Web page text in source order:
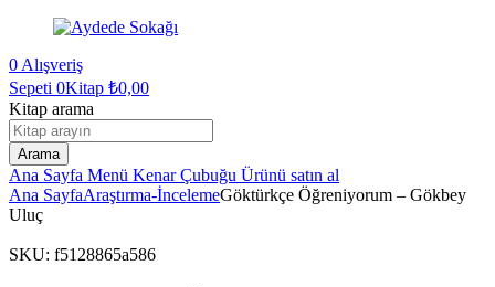
0 Alışveriş
Sepeti 0Kitap ₺0,00
Kitap arama
Arama
Ana Sayfa Menü Kenar Çubuğu Ürünü satın al
Ana SayfaAraştırma-İncelemeGöktürkçe Öğreniyorum – Gökbey
Uluç
SKU: f5128865a586